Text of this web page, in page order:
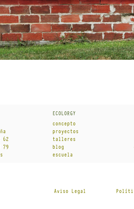
62
79
ECOLORGY
concepto
proyectos
talleres
blog
escuela
Aviso Legal